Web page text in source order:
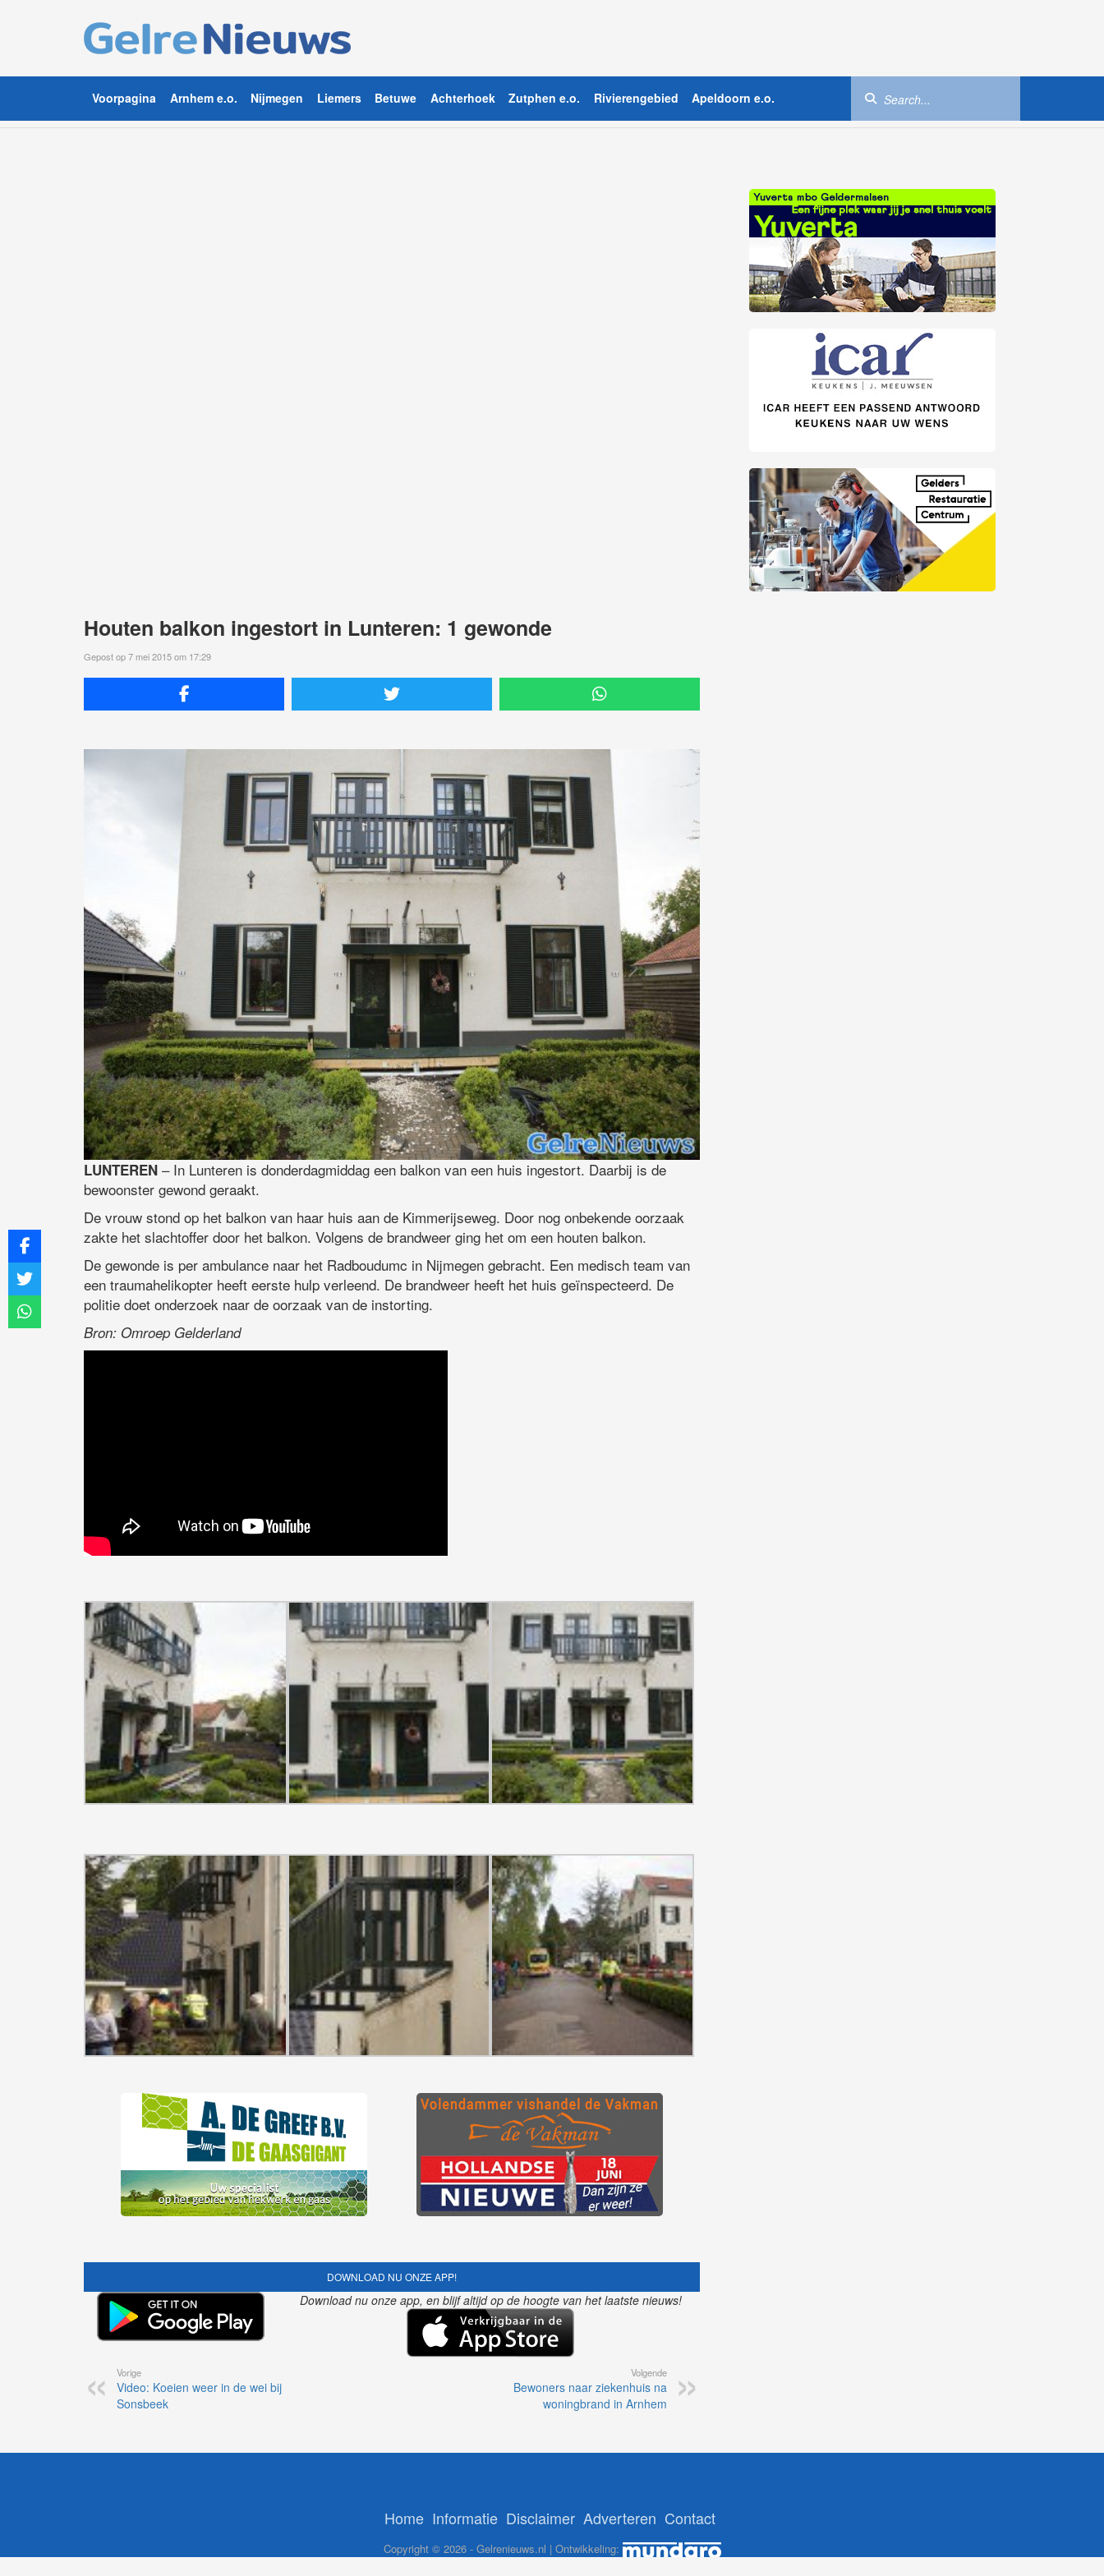
Voorpagina Arnhem e.o. Nijmegen Liemers Betuwe Achterhoek Zutphen e.o. Rivierengebied Apeldoorn e.o.
Houten balkon ingestort in Lunteren: 1 gewonde
Gepost op 7 mei 2015 om 17:29
LUNTEREN – In Lunteren is donderdagmiddag een balkon van een huis ingestort. Daarbij is de
bewoonster gewond geraakt.
De vrouw stond op het balkon van haar huis aan de Kimmerijseweg. Door nog onbekende oorzaak
zakte het slachtoffer door het balkon. Volgens de brandweer ging het om een houten balkon.
De gewonde is per ambulance naar het Radboudumc in Nijmegen gebracht. Een medisch team van
een traumahelikopter heeft eerste hulp verleend. De brandweer heeft het huis geïnspecteerd. De
politie doet onderzoek naar de oorzaak van de instorting.
Bron: Omroep Gelderland
DOWNLOAD NU ONZE APP!
Download nu onze app, en blijf altijd op de hoogte van het laatste nieuws!
Vorige
Video: Koeien weer in de wei bij
Sonsbeek
Volgende
Bewoners naar ziekenhuis na
woningbrand in Arnhem
Home Informatie Disclaimer Adverteren Contact
Copyright © 2026 - Gelrenieuws.nl | Ontwikkeling: